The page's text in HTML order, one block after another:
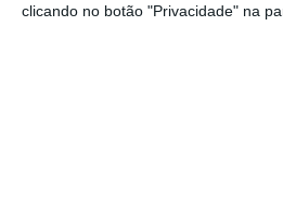
clicando no botão "Privacidade" na
sentido, disse que o PS